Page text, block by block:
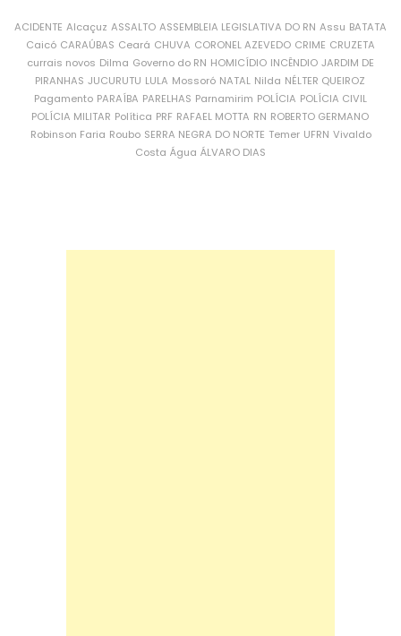
ACIDENTE Alcaçuz ASSALTO ASSEMBLEIA LEGISLATIVA DO RN Assu BATATA
Caicó CARAÚBAS Ceará CHUVA CORONEL AZEVEDO CRIME CRUZETA
currais novos Dilma Governo do RN HOMICÍDIO INCÊNDIO JARDIM DE
PIRANHAS JUCURUTU LULA Mossoró NATAL Nilda NÉLTER QUEIROZ
Pagamento PARAÍBA PARELHAS Parnamirim POLÍCIA POLÍCIA CIVIL
POLÍCIA MILITAR Política PRF RAFAEL MOTTA RN ROBERTO GERMANO
Robinson Faria Roubo SERRA NEGRA DO NORTE Temer UFRN Vivaldo
Costa Água ÁLVARO DIAS